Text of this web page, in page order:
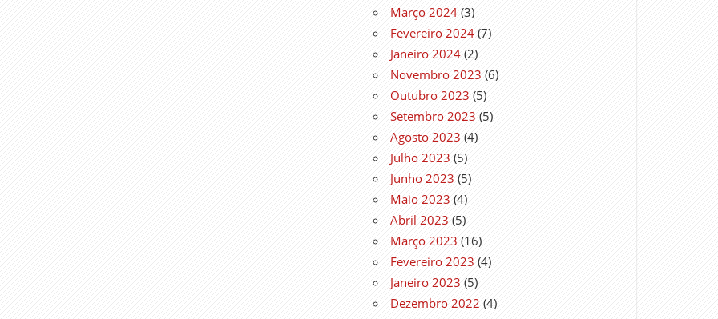
Março 2024 (3)
Fevereiro 2024 (7)
Janeiro 2024 (2)
Novembro 2023 (6)
Outubro 2023 (5)
Setembro 2023 (5)
Agosto 2023 (4)
Julho 2023 (5)
Junho 2023 (5)
Maio 2023 (4)
Abril 2023 (5)
Março 2023 (16)
Fevereiro 2023 (4)
Janeiro 2023 (5)
Dezembro 2022 (4)